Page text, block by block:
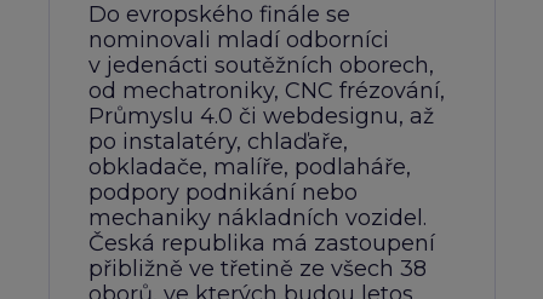
Do evropského finále se
nominovali mladí odborníci
v jedenácti soutěžních oborech,
od mechatroniky, CNC frézování,
Průmyslu 4.0 či webdesignu, až
po instalatéry, chlaďaře,
obkladače, malíře, podlaháře,
podpory podnikání nebo
mechaniky nákladních vozidel.
Česká republika má zastoupení
přibližně ve třetině ze všech 38